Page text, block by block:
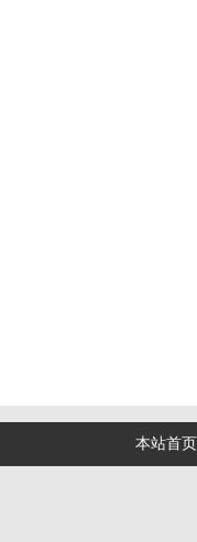
本站首页